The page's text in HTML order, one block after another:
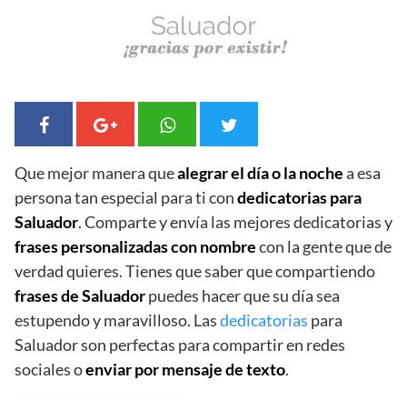
Que mejor manera quealegrar el día o la nochea esa
persona tan especial para ti condedicatorias para
Saluador. Comparte y envía las mejores dedicatorias y
frases personalizadas con nombrecon la gente que de
verdad quieres. Tienes que saber que compartiendo
frases de Saluadorpuedes hacer que su día sea
estupendo y maravilloso. Lasdedicatorias para
Saluador son perfectas para compartir en redes
sociales oenviar por mensaje de texto.